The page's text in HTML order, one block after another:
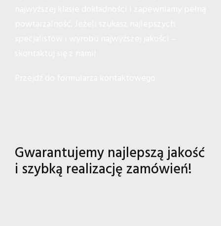
Gwarantujemy najlepszą jakość
i szybką realizację zamówień!